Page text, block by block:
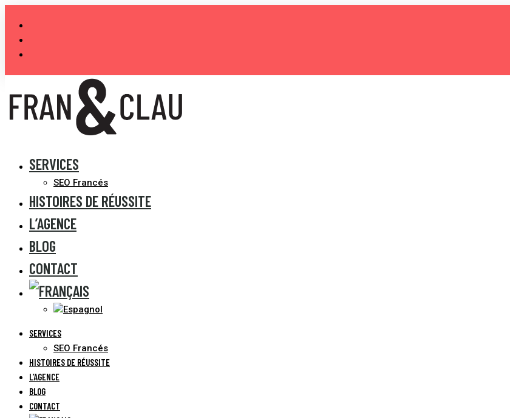
contenu
SERVICES
SEO Francés
HISTOIRES DE RÉUSSITE
L’AGENCE
BLOG
CONTACT
SERVICES
SEO Francés
HISTOIRES DE RÉUSSITE
L’AGENCE
BLOG
CONTACT